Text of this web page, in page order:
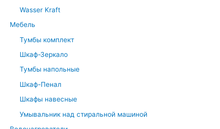
Wasser Kraft
Мебель
Тумбы комплект
Шкаф-Зеркало
Тумбы напольные
Шкаф-Пенал
Шкафы навесные
Умывальник над стиральной машиной